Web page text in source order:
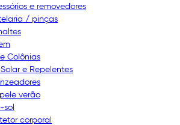
e removedores
/ pinças
Colônias
e Repelentes
verão
sol
corporal